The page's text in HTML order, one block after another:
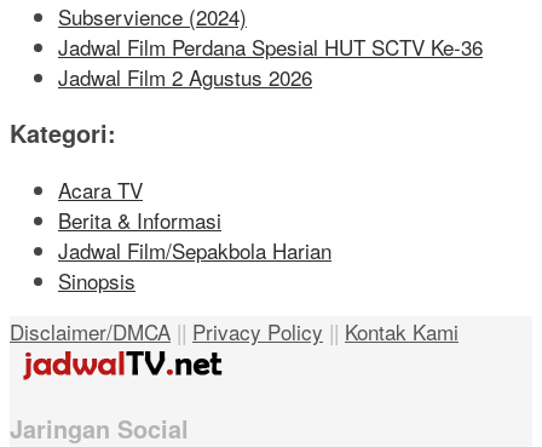
Subservience (2024)
Jadwal Film Perdana Spesial HUT SCTV Ke-36
Jadwal Film 2 Agustus 2026
Kategori:
Acara TV
Berita & Informasi
Jadwal Film/Sepakbola Harian
Sinopsis
Disclaimer/DMCA || Privacy Policy || Kontak Kami
Jaringan Social